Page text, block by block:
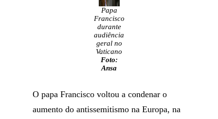
Papa
Francisco
durante
audiência
geral no
Vaticano
Foto:
Ansa
O papa Francisco voltou a condenar o
aumento do antissemitismo na Europa, na